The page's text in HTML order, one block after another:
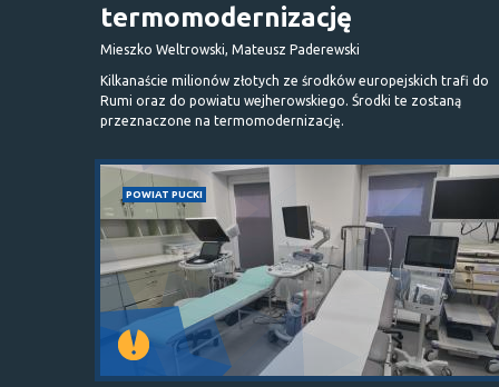
termomodernizację
Mieszko Weltrowski, Mateusz Paderewski
Kilkanaście milionów złotych ze środków europejskich trafi do
Rumi oraz do powiatu wejherowskiego. Środki te zostaną
przeznaczone na termomodernizację.
POWIAT PUCKI